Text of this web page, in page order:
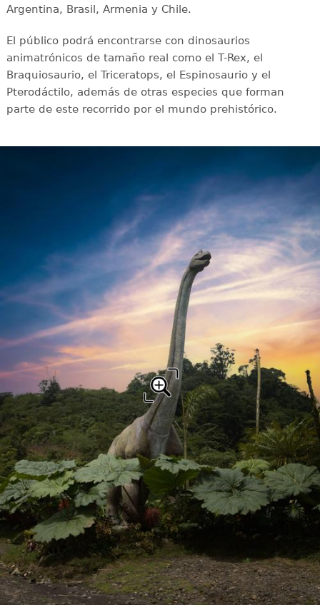
Argentina, Brasil, Armenia y Chile.
El público podrá encontrarse con dinosaurios
animatrónicos de tamaño real como el T-Rex, el
Braquiosaurio, el Triceratops, el Espinosaurio y el
Pterodáctilo, además de otras especies que forman
parte de este recorrido por el mundo prehistórico.